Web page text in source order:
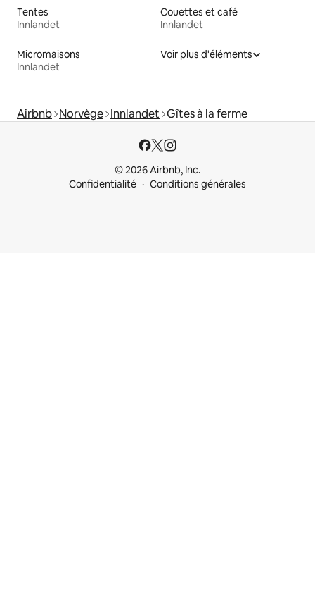
Tentes
Innlandet
Couettes et café
Innlandet
Micromaisons
Innlandet
Voir plus d'éléments
Airbnb Norvège Innlandet Gîtes à la ferme
© 2026 Airbnb, Inc.
Confidentialité
Conditions générales